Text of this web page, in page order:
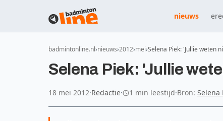
nieuws
badmintonline.nl nieuws 2012 mei Selena Piek: 'Jullie weten
Selena Piek: 'Jullie
18 mei 2012·Redactie· 1 min leestijd·Bron: Selena